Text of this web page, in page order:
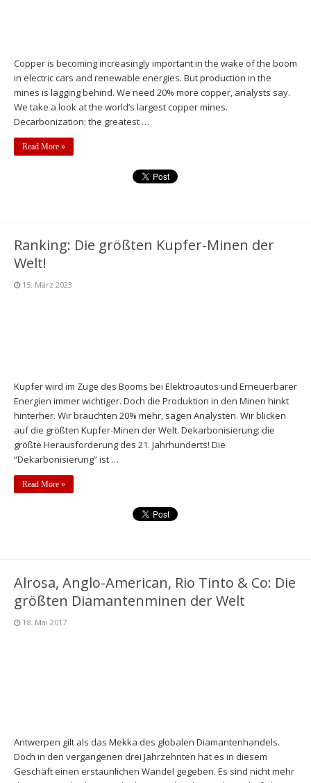
Copper is becoming increasingly important in the wake of the boom
in electric cars and renewable energies. But production in the
mines is lagging behind. We need 20% more copper, analysts say.
We take a look at the world’s largest copper mines.
Decarbonization: the greatest …
Read More »
Ranking: Die größten Kupfer-Minen der
Welt!
15. März 2023
Kupfer wird im Zuge des Booms bei Elektroautos und Erneuerbarer
Energien immer wichtiger. Doch die Produktion in den Minen hinkt
hinterher. Wir bräuchten 20% mehr, sagen Analysten. Wir blicken
auf die größten Kupfer-Minen der Welt. Dekarbonisierung: die
größte Herausforderung des 21. Jahrhunderts! Die
“Dekarbonisierung” ist …
Read More »
Alrosa, Anglo-American, Rio Tinto & Co: Die
größten Diamantenminen der Welt
18. Mai 2017
Antwerpen gilt als das Mekka des globalen Diamantenhandels.
Doch in den vergangenen drei Jahrzehnten hat es in diesem
Geschäft einen erstaunlichen Wandel gegeben. Es sind nicht mehr